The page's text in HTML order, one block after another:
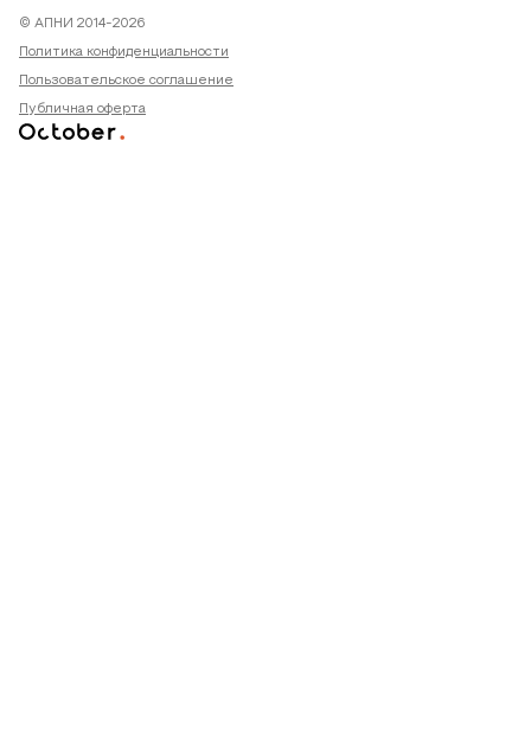
© АПНИ 2014-2026
Политика конфиденциальности
Пользовательское соглашение
Публичная оферта